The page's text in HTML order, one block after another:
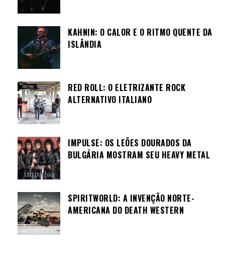
KAHNIN: O CALOR E O RITMO QUENTE DA
ISLÂNDIA
RED ROLL: O ELETRIZANTE ROCK
ALTERNATIVO ITALIANO
IMPULSE: OS LEÕES DOURADOS DA
BULGÁRIA MOSTRAM SEU HEAVY METAL
SPIRITWORLD: A INVENÇÃO NORTE-
AMERICANA DO DEATH WESTERN